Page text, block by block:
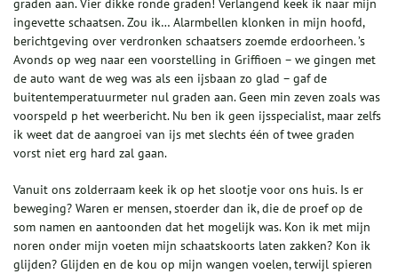
graden aan. Vier dikke ronde graden! Verlangend keek ik naar mijn
ingevette schaatsen. Zou ik… Alarmbellen klonken in mijn hoofd,
berichtgeving over verdronken schaatsers zoemde erdoorheen. ’s
Avonds op weg naar een voorstelling in Griffioen – we gingen met
de auto want de weg was als een ijsbaan zo glad – gaf de
buitentemperatuurmeter nul graden aan. Geen min zeven zoals was
voorspeld p het weerbericht. Nu ben ik geen ijsspecialist, maar zelfs
ik weet dat de aangroei van ijs met slechts één of twee graden
vorst niet erg hard zal gaan.
Vanuit ons zolderraam keek ik op het slootje voor ons huis. Is er
beweging? Waren er mensen, stoerder dan ik, die de proef op de
som namen en aantoonden dat het mogelijk was. Kon ik met mijn
noren onder mijn voeten mijn schaatskoorts laten zakken? Kon ik
glijden? Glijden en de kou op mijn wangen voelen, terwijl spieren